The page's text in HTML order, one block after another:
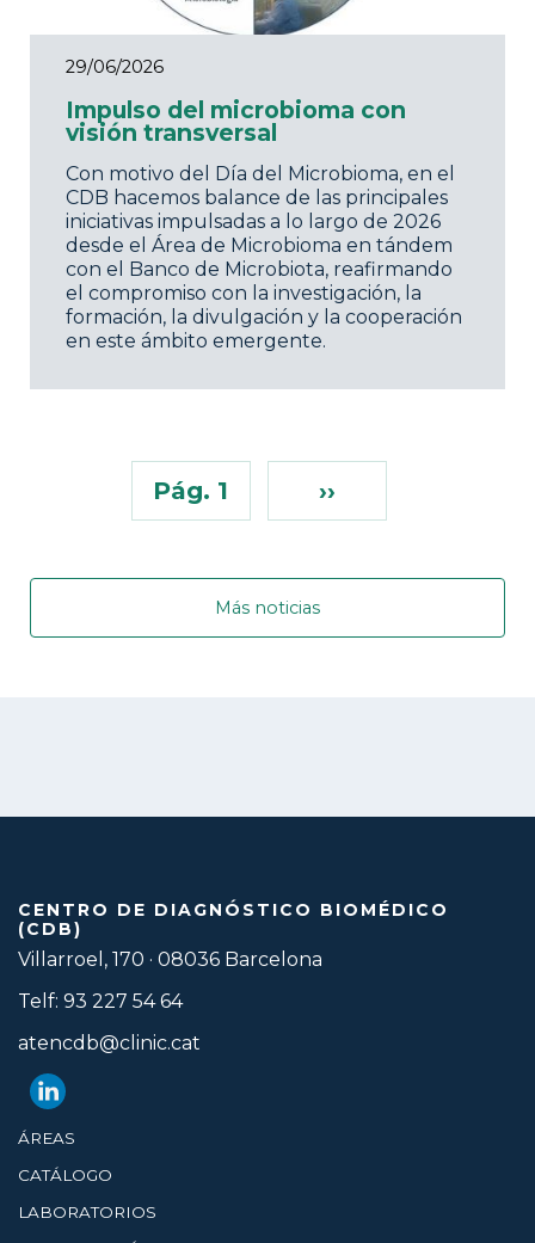
29/06/2026
Impulso del microbioma con
visión transversal
Con motivo del Día del Microbioma, en el
CDB hacemos balance de las principales
iniciativas impulsadas a lo largo de 2026
desde el Área de Microbioma en tándem
con el Banco de Microbiota, reafirmando
el compromiso con la investigación, la
formación, la divulgación y la cooperación
en este ámbito emergente.
Pág. 1 ››
Más noticias
CENTRO DE DIAGNÓSTICO BIOMÉDICO
(CDB)
Villarroel, 170 · 08036 Barcelona
Telf: 93 227 54 64
atencdb@clinic.cat
ÁREAS
CATÁLOGO
LABORATORIOS